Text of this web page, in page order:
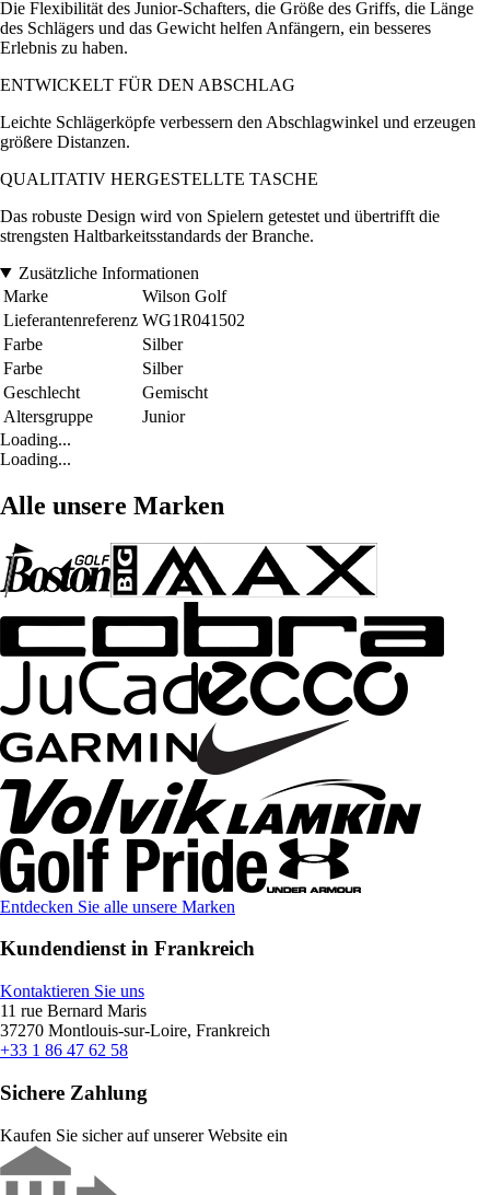
Die Flexibilität des Junior-Schafters, die Größe des Griffs, die Länge
des Schlägers und das Gewicht helfen Anfängern, ein besseres
Erlebnis zu haben.
ENTWICKELT FÜR DEN ABSCHLAG
Leichte Schlägerköpfe verbessern den Abschlagwinkel und erzeugen
größere Distanzen.
QUALITATIV HERGESTELLTE TASCHE
Das robuste Design wird von Spielern getestet und übertrifft die
strengsten Haltbarkeitsstandards der Branche.
Zusätzliche Informationen
Marke
Wilson Golf
Lieferantenreferenz WG1R041502
Farbe
Silber
Farbe
Silber
Geschlecht
Gemischt
Altersgruppe
Junior
Loading...
Loading...
Alle unsere Marken
Entdecken Sie alle unsere Marken
Kundendienst in Frankreich
Kontaktieren Sie uns
11 rue Bernard Maris
37270 Montlouis-sur-Loire, Frankreich
+33 1 86 47 62 58
Sichere Zahlung
Kaufen Sie sicher auf unserer Website ein